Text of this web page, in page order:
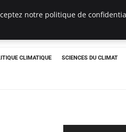
CLIMATIQUE SCIENCES DU CLIMAT
notre politique de